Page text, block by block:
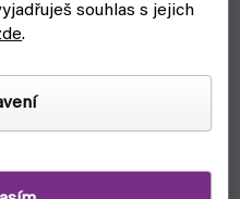
souhlas s jejich
.
Snap Card Holder (Ultra